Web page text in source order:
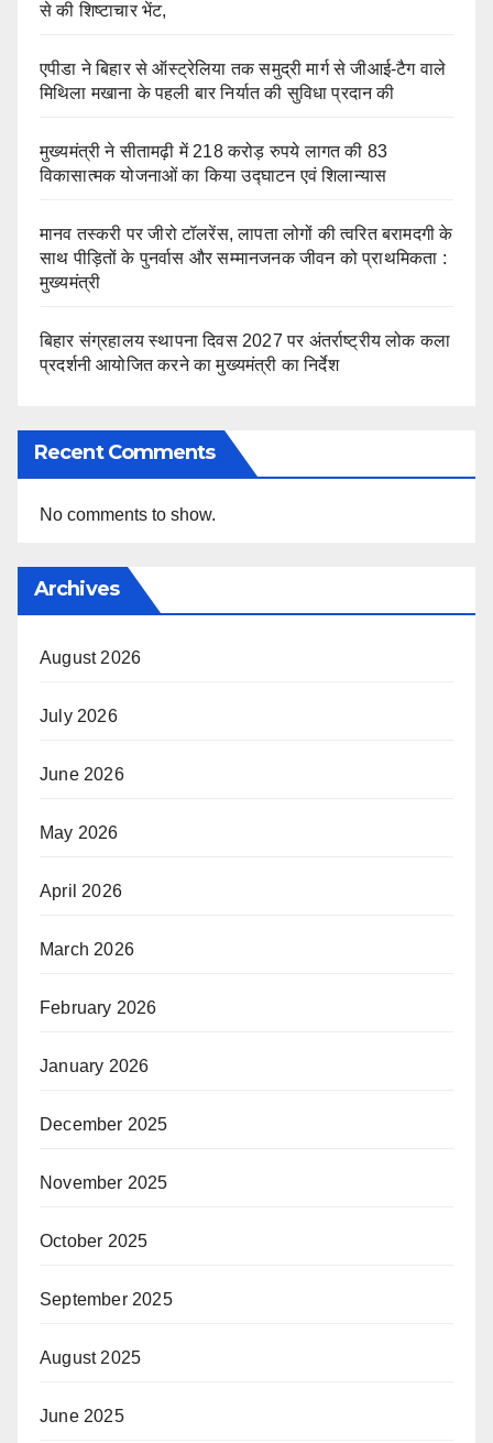
से की शिष्टाचार भेंट,
एपीडा ने बिहार से ऑस्ट्रेलिया तक समुद्री मार्ग से जीआई-टैग वाले
मिथिला मखाना के पहली बार निर्यात की सुविधा प्रदान की
मुख्यमंत्री ने सीतामढ़ी में 218 करोड़ रुपये लागत की 83
विकासात्मक योजनाओं का किया उद्घाटन एवं शिलान्यास
मानव तस्करी पर जीरो टॉलरेंस, लापता लोगों की त्वरित बरामदगी के
साथ पीड़ितों के पुनर्वास और सम्मानजनक जीवन को प्राथमिकता :
मुख्यमंत्री
बिहार संग्रहालय स्थापना दिवस 2027 पर अंतर्राष्ट्रीय लोक कला
प्रदर्शनी आयोजित करने का मुख्यमंत्री का निर्देश
Recent Comments
No comments to show.
Archives
August 2026
July 2026
June 2026
May 2026
April 2026
March 2026
February 2026
January 2026
December 2025
November 2025
October 2025
September 2025
August 2025
June 2025